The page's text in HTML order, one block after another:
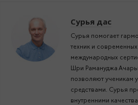
Сурья дас
Сурья помогает
техник и
международных
Шри Рамануджа
позволяют ученикам
средствами. Сурья
внутренними